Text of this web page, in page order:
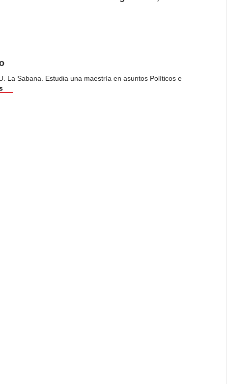
La Sabana. Estudia una maestría en asuntos Políticos e